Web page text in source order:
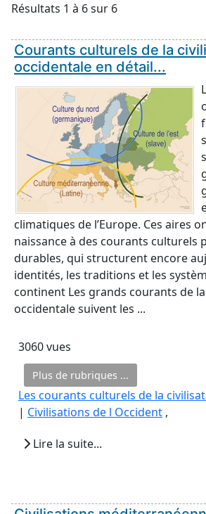
Résultats 1 à 6 sur 6
Courants culturels de la
occidentale en détail...
climatiques de l’Europe. Ces aires
naissance à des courants culturels
durables, qui structurent encore
identités, les traditions et les
continent Les grands courants de
occidentale suivent les ...
3060 vues
Plus de rubriques ...
Les courants culturels de la
| Civilisations de l Occident ,
Lire la suite...